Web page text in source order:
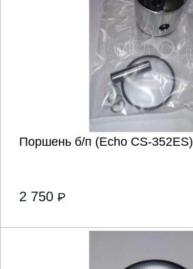
Поршень б/п (Echo CS-352ES)
2 750 P